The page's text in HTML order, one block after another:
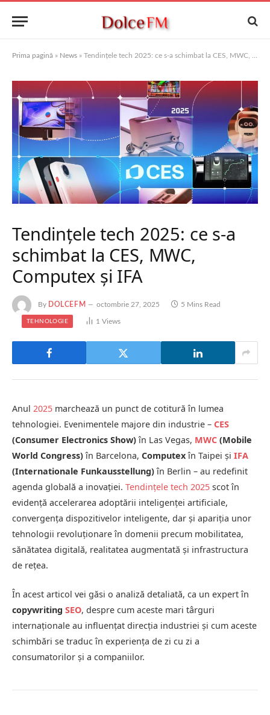
Prima pagină » News » Tendințele tech 2025: ce s-a schimbat la CES, MWC, Computex și IFA
Tendințele tech 2025: ce s-a
schimbat la CES, MWC,
Computex și IFA
By DOLCEFM octombrie 27, 2025 5 Mins Read
TEHNOLOGIE 1 Views
Anul 2025 marchează un punct de cotitură în lumea
tehnologiei. Evenimentele majore din industrie – CES
(Consumer Electronics Show)în Las Vegas, MWC (Mobile
World Congress)în Barcelona, Computexîn Taipei și IFA
(Internationale Funkausstellung)în Berlin – au redefinit
agenda globală a inovației. Tendințele tech 2025 scot în
evidență accelerarea adoptării inteligenței artificiale,
convergența dispozitivelor inteligente, dar și apariția unor
tehnologii revoluționare în domenii precum mobilitatea,
sănătatea digitală, realitatea augmentată și infrastructura
de rețea.
În acest articol vei găsi o analiză detaliată, ca un expert în
copywriting SEO, despre cum aceste mari târguri
internaționale au influențat direcția industriei și cum aceste
schimbări se traduc în experiența de zi cu zi a
consumatorilor și a companiilor.